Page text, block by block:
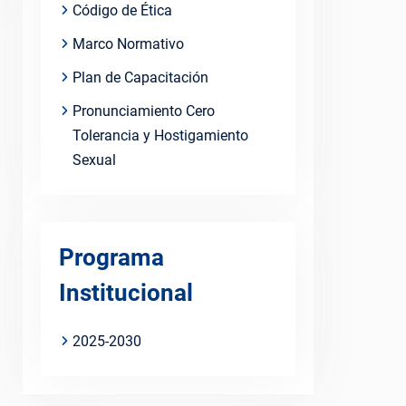
Código de Ética
Marco Normativo
Plan de Capacitación
Pronunciamiento Cero
Tolerancia y Hostigamiento
Sexual
Programa
Institucional
2025-2030